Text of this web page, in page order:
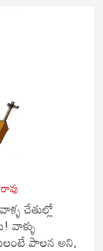
చేతుల్లో
వాళ్ళు
పాలన అని,